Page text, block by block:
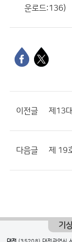
운로드:136)
이전글 제13
다음글
기